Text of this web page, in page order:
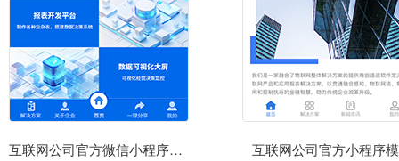
互联网公司官方微信小程序模板 互联网公司官方小程序